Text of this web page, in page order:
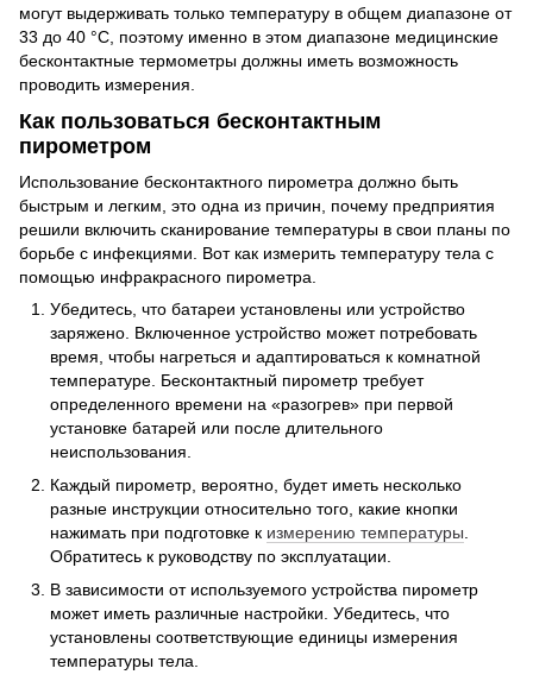
могут выдерживать только температуру в общем диапазоне от
33 до 40 °C, поэтому именно в этом диапазоне медицинские
бесконтактные термометры должны иметь возможность
проводить измерения.
Как пользоваться бесконтактным
пирометром
Использование бесконтактного пирометра должно быть
быстрым и легким, это одна из причин, почему предприятия
решили включить сканирование температуры в свои планы по
борьбе с инфекциями. Вот как измерить температуру тела с
помощью инфракрасного пирометра.
Убедитесь, что батареи установлены или устройство
заряжено. Включенное устройство может потребовать
время, чтобы нагреться и адаптироваться к комнатной
температуре. Бесконтактный пирометр требует
определенного времени на «разогрев» при первой
установке батарей или после длительного
неиспользования.
Каждый пирометр, вероятно, будет иметь несколько
разные инструкции относительно того, какие кнопки
нажимать при подготовке к измерению температуры
Обратитесь к руководству по эксплуатации.
В зависимости от используемого устройства пирометр
может иметь различные настройки. Убедитесь, что
установлены соответствующие единицы измерения
температуры тела.